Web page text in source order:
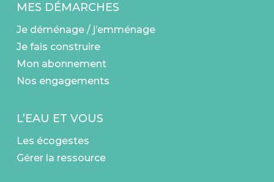
MES DÉMARCHES
Je déménage / j’emménage
Je fais construire
Mon abonnement
Nos engagements
L’EAU ET VOUS
Les écogestes
Gérer la ressource